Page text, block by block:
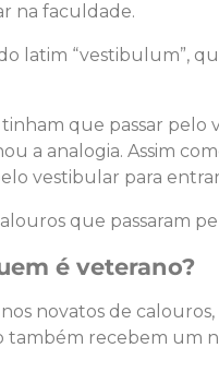
na faculdade.
latim “vestibulum”,
tinham que passar
a analogia. Assim
vestibular para
que passaram
é veterano?
novatos de
recebem um